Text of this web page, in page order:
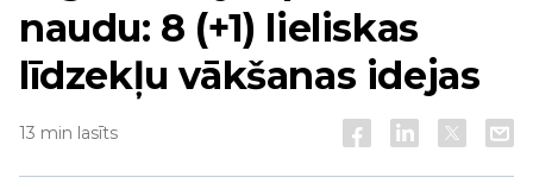
naudu: 8 (+1) lieliskas
līdzekļu vākšanas idejas
13 min lasīts